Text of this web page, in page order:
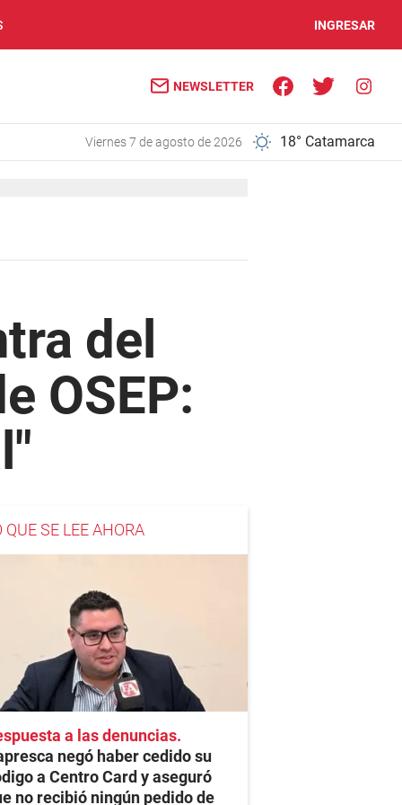
INGRESAR
NEWSLETTER
viernes 7 de agosto de 2026 18° Catamarca
del
OSEP:
QUE SE LEE AHORA
a las denuncias
negó haber cedido su
a Centro Card y aseguró
no recibió ningún pedido de